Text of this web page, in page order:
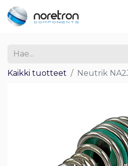
Kaikki tuotteet Neutrik